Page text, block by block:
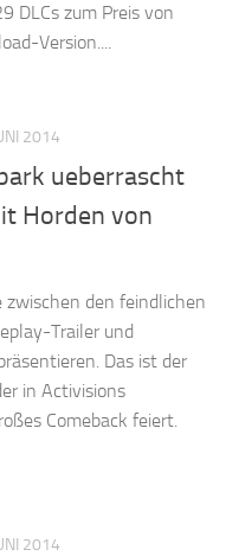
DLCs zum Preis von
Version....
2014
ueberrascht
Horden von
zwischen den feindlichen
Trailer und
Das ist der
in Activisions
Comeback feiert.
2014